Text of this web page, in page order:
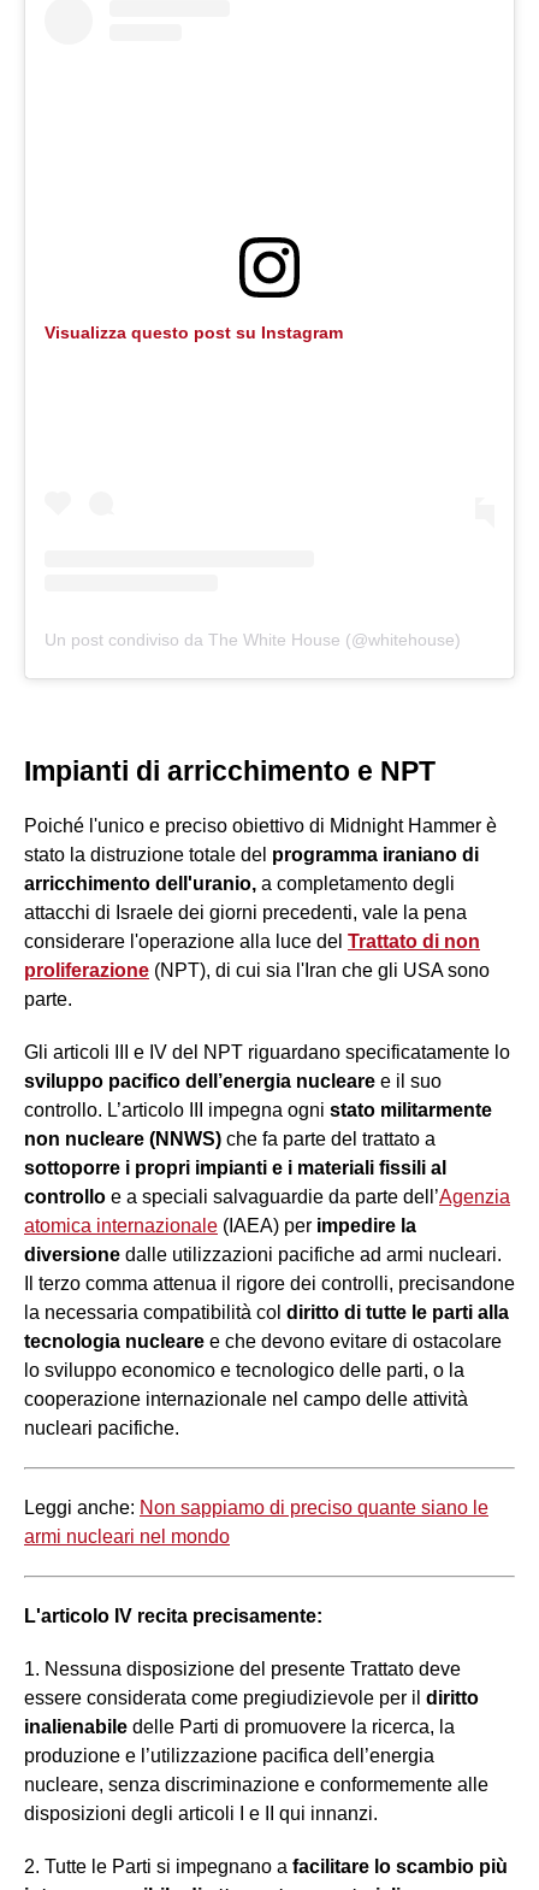
Visualizza questo post su Instagram
Un post condiviso da The White House (@whitehouse)
Impianti di arricchimento e NPT
Poiché l'unico e preciso obiettivo di Midnight Hammer è
stato la distruzione totale del programma iraniano di
arricchimento dell'uranio, a completamento degli
attacchi di Israele dei giorni precedenti, vale la pena
considerare l'operazione alla luce del Trattato di non
proliferazione (NPT), di cui sia l'Iran che gli USA sono
parte.
Gli articoli III e IV del NPT riguardano specificatamente lo
sviluppo pacifico dell’energia nucleare e il suo
controllo. L’articolo III impegna ogni stato militarmente
non nucleare (NNWS) che fa parte del trattato a
sottoporre i propri impianti e i materiali fissili al
controllo e a speciali salvaguardie da parte dell’Agenzia
atomica internazionale (IAEA) per impedire la
diversione dalle utilizzazioni pacifiche ad armi nucleari.
Il terzo comma attenua il rigore dei controlli, precisandone
la necessaria compatibilità col diritto di tutte le parti alla
tecnologia nucleare e che devono evitare di ostacolare
lo sviluppo economico e tecnologico delle parti, o la
cooperazione internazionale nel campo delle attività
nucleari pacifiche.
Leggi anche: Non sappiamo di preciso quante siano le
armi nucleari nel mondo
L'articolo IV recita precisamente:
1. Nessuna disposizione del presente Trattato deve
essere considerata come pregiudizievole per il diritto
inalienabile delle Parti di promuovere la ricerca, la
produzione e l’utilizzazione pacifica dell’energia
nucleare, senza discriminazione e conformemente alle
disposizioni degli articoli I e II qui innanzi.
2. Tutte le Parti si impegnano a facilitare lo scambio più